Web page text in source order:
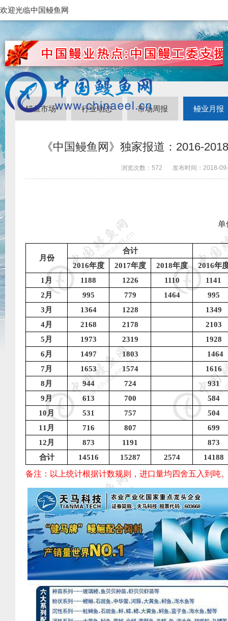
欢迎光临中国鳗鱼网
鳗鱼市场 行业动态 市场周报 鳗业月报
《中国鳗鱼网》独家报道：2016-
浏览次数： 572 发布时间： 2018-
单
月份
合计
2016年度 2017年度 2018年度 2016年
1 月 1188 1226 1110
1141
2 月 995 779 1464
995
3 月 1364 1228
1349
4月 2168 2178
2103
5 月 1973 2319
1928
6 月 1497 1803
1464
7 月 1653 1574
1616
8 月 944 724
931
9 月 613 700
584
10月 531 757
504
11 月 716 807
699
12 月 873 1191
873
合计
14516 15287 2574 14188
备注：以上统计根据计数规则，进口量均四舍五入到吨